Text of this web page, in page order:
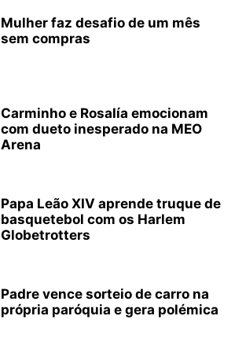
Mulher faz desafio de um mês
sem compras
Carminho e Rosalía emocionam
com dueto inesperado na MEO
Arena
Papa Leão XIV aprende truque de
basquetebol com os Harlem
Globetrotters
Padre vence sorteio de carro na
própria paróquia e gera polémica